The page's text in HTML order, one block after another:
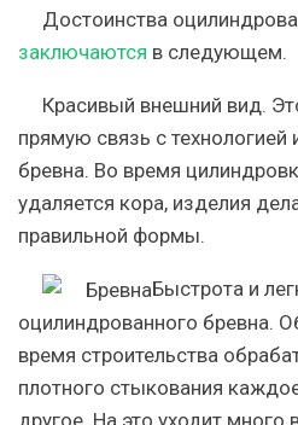
Достоинства
заключаются в следующем.
Красивый внешний вид.
прямую связь с технологией
бревна. Во время
удаляется кора, изделия
правильной формы.
Быстрота и
оцилиндрованного бревна.
время строительства
плотного стыкования